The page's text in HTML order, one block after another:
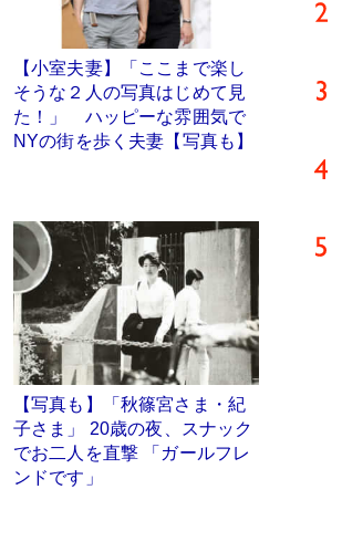
【小室夫妻】「ここまで楽し
そうな２人の写真はじめて見
た！」 ハッピーな雰囲気で
NYの街を歩く夫妻【写真も】
【写真も】「秋篠宮さま・紀
子さま」 20歳の夜、スナック
でお二人を直撃 「ガールフレ
ンドです」